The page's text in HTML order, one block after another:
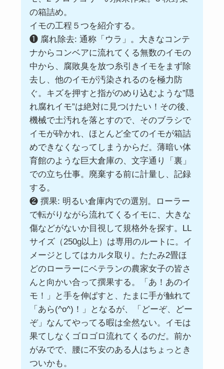
の箱詰め。
イモの工程５つを紹介する。
❶ 腐れ除去: 通称「ウラ」。大きなコンテ
ナからコンベアに流れてくる無数のイモの
中から、腐敗臭を放つ糸引きイモをまず除
去し、他のイモが汚染されるのを極力防
ぐ。キズを押すと指がのめり込むような”隠
れ腐れイモ”は絶対に見つけたい！その後、
機械で土汚れを落とすので、そのブラシで
イモが砕かれ、ほとんど全てのイモが箱詰
めできなくなってしまうからだ。薄暗い体
育館のような巨大倉庫の、文字通り「裏」
での立ち仕事。廃棄する前に計量し、記録
する。
❷ 撰果: 明るい倉庫内での選別。ローラー
で転がりながら流れてくるイモに、大きな
傷などがないか目視して規格外を探す。LL
サイズ（250g以上）は専用のルートに。イ
メージとしてはカルタ取り。たたみ2畳ほ
どのローラーにベテランの農家女子の皆さ
んと向かい合って撰果する。「あ！あのイ
モ！」と手を伸ばすと、たまに手が触れて
「あら(^o^)！」となるが、「どーぞ、どー
ぞ」なんてやってる暇は全然ない。イモは
果てしなくゴロゴロ流れてくるのだ。前か
がみでで、腰に不安のある人はちょっとき
ついかも。